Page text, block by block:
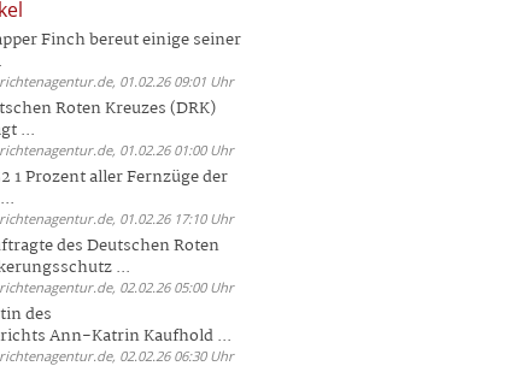
Finch bereut einige seiner
01.02.26 09:01 Uhr
Roten Kreuzes (DRK)
...
01.02.26 01:00 Uhr
1 Prozent aller Fernzüge der
01.02.26 17:10 Uhr
des Deutschen Roten
...
02.02.26 05:00 Uhr
des
Ann-Katrin Kaufhold ...
02.02.26 06:30 Uhr